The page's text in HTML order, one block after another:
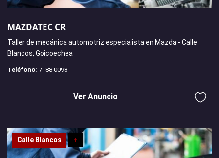
MAZDATEC CR
Taller de mecánica automotriz especialista en Mazda - Calle
Blancos, Goicoechea
Teléfono: 7188 0098
Ver Anuncio
Calle Blancos +